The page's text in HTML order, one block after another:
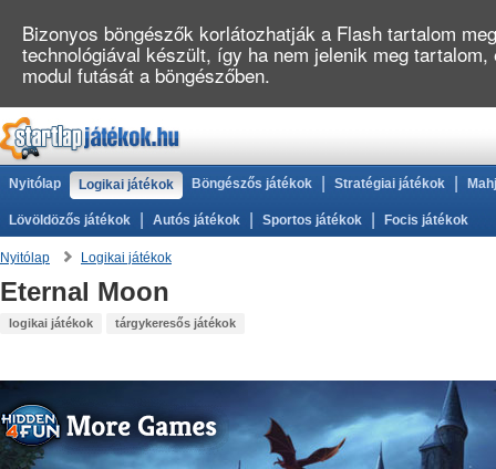
Nyitólap Logikai játékok Böngészős játékok Stratégiai játékok
Lövöldözős játékok Autós játékok Sportos játékok Focis játékok
Nyitólap Logikai játékok
Eternal Moon
logikai játékok tárgykeresős játékok
Bizonyos böngészők korlátozhatják a Flash tartalom
technológiával készült, így ha nem jelenik meg
modul futását a böngészőben.